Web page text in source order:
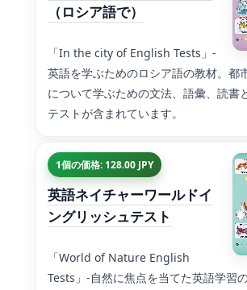
（ロシア語で）
「In the city of English Tests」-
英語を学ぶためのロシア語の教材。都
について学ぶための文法、語彙、読書
テストが含まれています。
1個の価格: 128.00 JPY
英語ネイチャーワールドイ
ングリッシュテスト
「World of Nature English
Tests」-自然に焦点を当てた英語学習